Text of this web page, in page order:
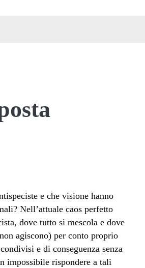
e che visione hanno
Nell’attuale caos perfetto
dove tutto si mescola e dove
agiscono) per conto proprio
e di conseguenza senza
impossibile rispondere a tali